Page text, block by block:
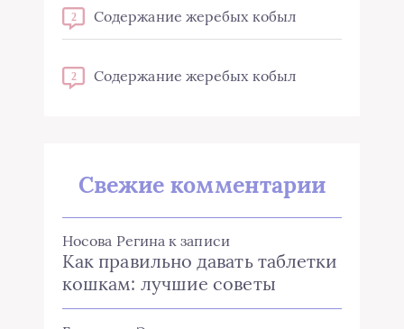
2 Содержание жеребых кобыл
2 Содержание жеребых кобыл
Свежие комментарии
Носова Регина к записи
Как правильно давать таблетки
кошкам: лучшие советы